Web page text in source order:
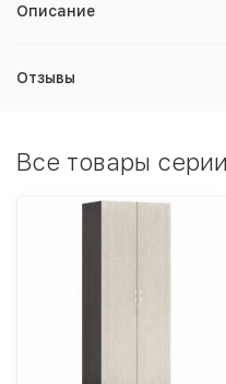
Описание
Отзывы
Все товары